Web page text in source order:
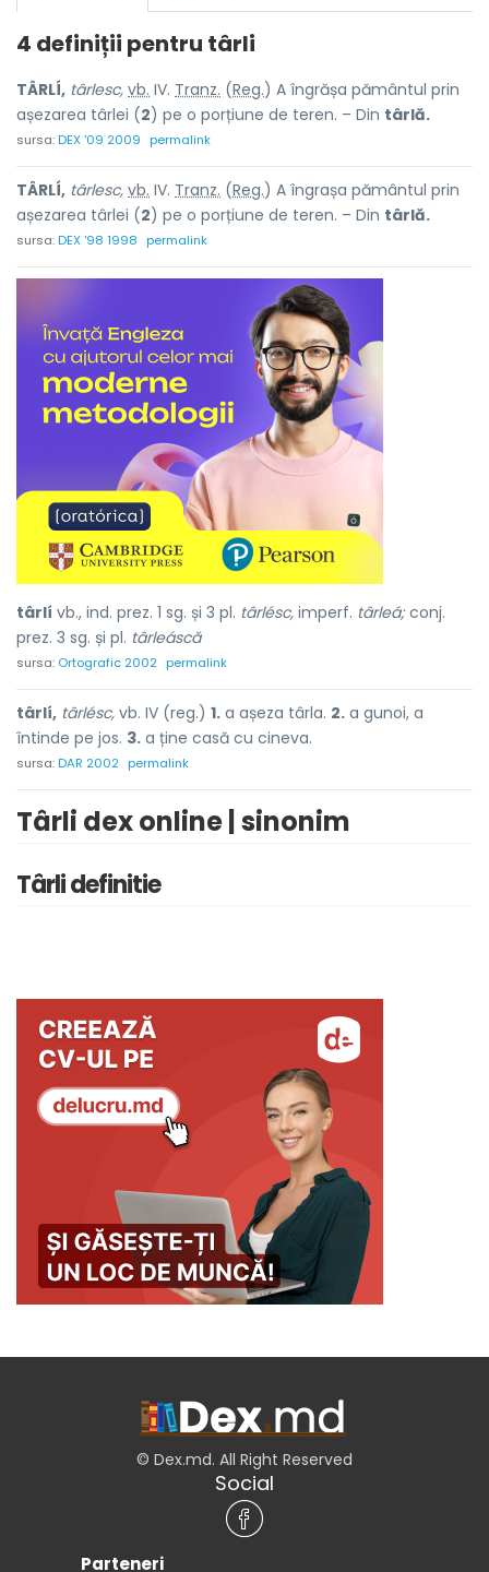
4 definiții pentru târli
TÂRLÍ, târlesc, vb. IV. Tranz. (Reg.) A îngrășa pământul prin
așezarea târlei (2) pe o porțiune de teren. – Din târlă.
sursa:DEX '09 2009 permalink
TÂRLÍ, târlesc, vb. IV. Tranz. (Reg.) A îngrașa pământul prin
așezarea târlei (2) pe o porțiune de teren. – Din târlă.
sursa:DEX '98 1998 permalink
târlí vb., ind. prez. 1 sg. și 3 pl. târlésc, imperf. târleá;conj.
prez. 3 sg. și pl. târleáscă
sursa: Ortografic 2002 permalink
târlí, târlésc, vb. IV (reg.) 1. a așeza târla. 2. a gunoi, a
întinde pe jos. 3. a ține casă cu cineva.
sursa:DAR 2002 permalink
Târli dex online | sinonim
Târli definitie
© Dex.md. All Right Reserved
Social
Parteneri